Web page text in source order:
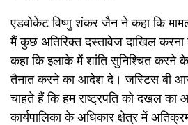
एडवोकेट विष्णु शंकर जैन ने कहा कि
मैं कुछ अतिरिक्त दस्तावेज दाखिल करना
कहा कि इलाके में शांति सुनिश्चित करने के
तैनात करने का आदेश दे। जस्टिस बी
चाहते हैं कि हम राष्ट्रपति को दखल का
कार्यपालिका के अधिकार क्षेत्र में